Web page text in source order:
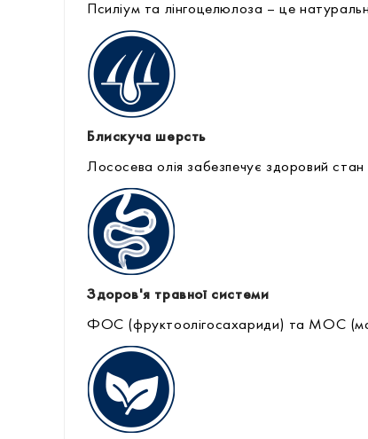
Псиліум та лінгоцелюлоза – це
Блискуча шерсть
Лососева олія забезпечує здоровий стан
Здоров'я травної системи
ФОС (фруктоолігосахариди) та МОС